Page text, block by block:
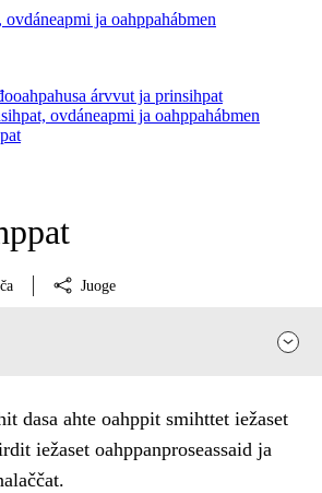
ja oahppahábmen
árvvut ja prinsihpat
ovdáneapmi ja oahppahábmen
Juoge
dasa ahte oahppit smihttet iežaset
iežaset oahppanproseassaid ja